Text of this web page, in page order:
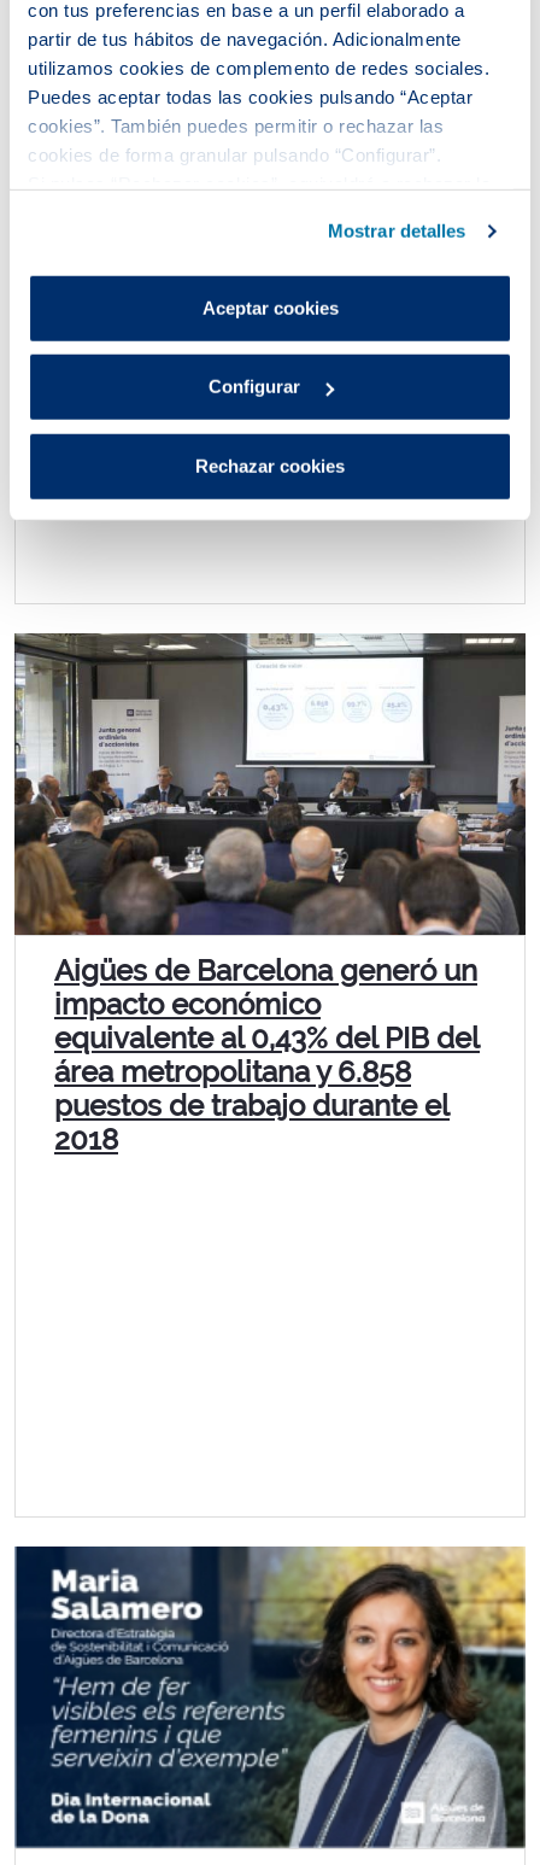
con tus preferencias en base a un perfil elaborado a
partir de tus hábitos de navegación. Adicionalmente
utilizamos cookies de complemento de redes sociales.
Puedes aceptar todas las cookies pulsando “Aceptar
cookies”. También puedes permitir o rechazar las
cookies de forma granular pulsando “Configurar”.
son indispensables para que el sitio web funcione y que
por tanto no se pueden desactivar.
Puedes consultar más información en nuestra
Mostrar detalles
Aceptar cookies
Configurar
Rechazar cookies
La exposición The Zone of Hope
obtiene el reconocimiento en
los Premios del Agua 2019
Aigües de Barcelona generó un
impacto económico
equivalente al 0,43% del PIB del
área metropolitana y 6.858
puestos de trabajo durante el
2018